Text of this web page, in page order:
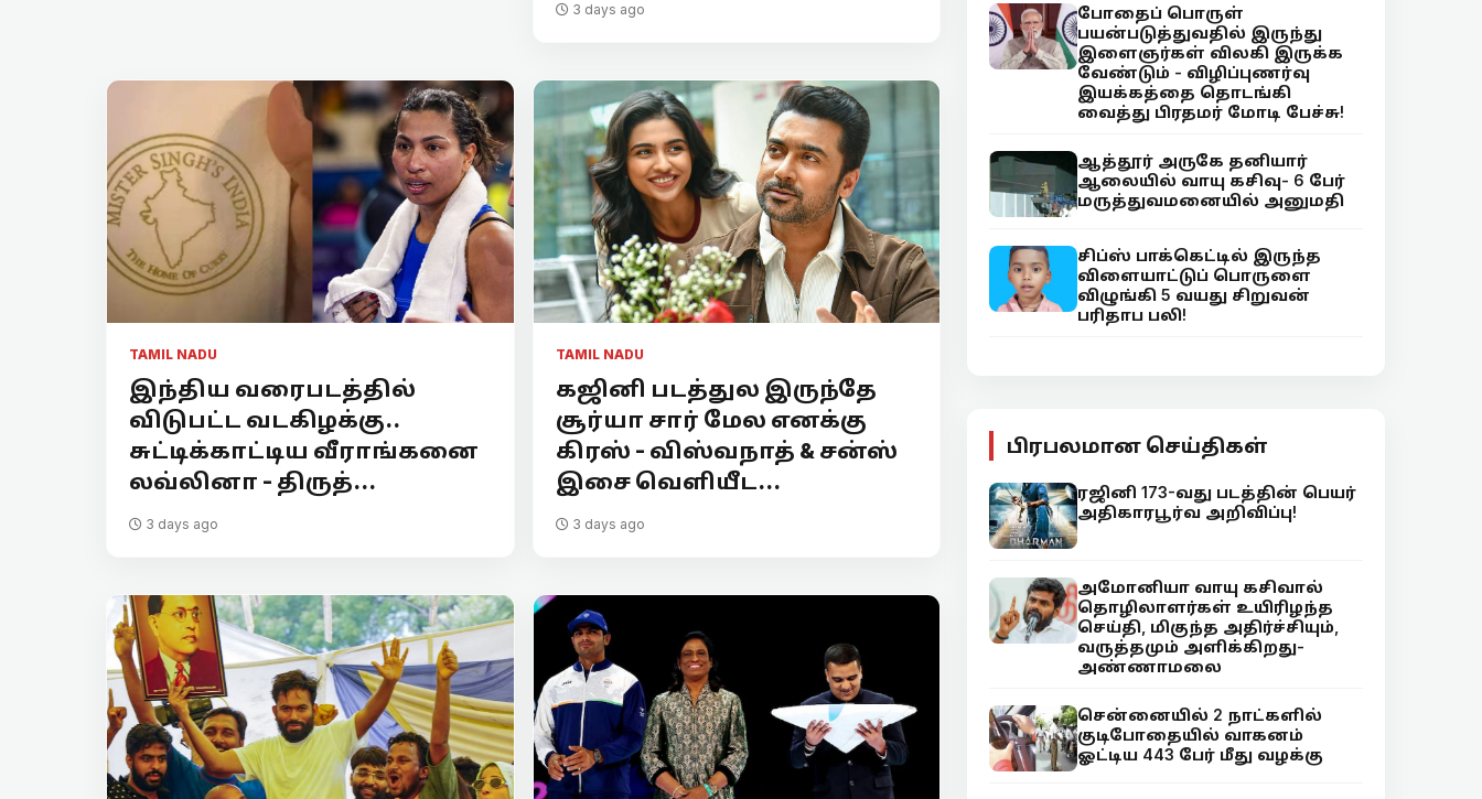
3 days ago
TAMIL NADU
இந்திய வரைபடத்தில்
விடுபட்ட வடகிழக்கு..
சுட்டிக்காட்டிய வீராங்கனை
லவ்லினா - திருத்...
3 days ago
TAMIL NADU
கஜினி படத்துல இருந்தே
சூர்யா சார் மேல எனக்கு
கிரஸ் - விஸ்வநாத் & சன்ஸ்
இசை வெளியீட...
3 days ago
போதைப் பொருள்
பயன்படுத்துவதில் இருந்து
இளைஞர்கள் விலகி இருக்க
வேண்டும் - விழிப்புணர்வு
இயக்கத்தை தொடங்கி
வைத்து பிரதமர் மோடி பேச்சு!
ஆத்தூர் அருகே தனியார்
ஆலையில் வாயு கசிவு- 6 பேர்
மருத்துவமனையில் அனுமதி
சிப்ஸ் பாக்கெட்டில் இருந்த
விளையாட்டுப் பொருளை
விழுங்கி 5 வயது சிறுவன்
பரிதாப பலி!
பிரபலமான செய்திகள்
ரஜினி 173-வது படத்தின் பெயர்
அதிகாரபூர்வ அறிவிப்பு!
அமோனியா வாயு கசிவால்
தொழிலாளர்கள் உயிரிழந்த
செய்தி, மிகுந்த அதிர்ச்சியும்,
வருத்தமும் அளிக்கிறது-
அண்ணாமலை
சென்னையில் 2 நாட்களில்
குடிபோதையில் வாகனம்
ஓட்டிய 443 பேர் மீது வழக்கு